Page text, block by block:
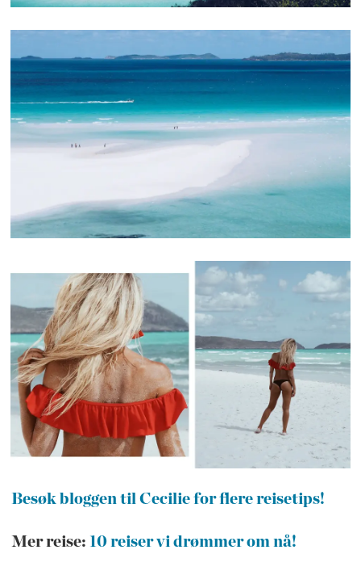
Besøk bloggen til Cecilie for flere reisetips!
Mer reise: 10 reiser vi drømmer om nå!